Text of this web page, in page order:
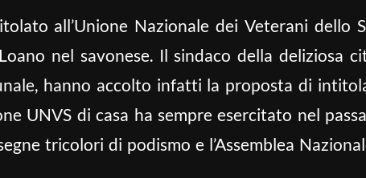
all’Unione Nazionale dei Veterani dello
nel savonese. Il sindaco della deliziosa
hanno accolto infatti la proposta di
UNVS di casa ha sempre esercitato nel
tricolori di podismo e l’Assemblea